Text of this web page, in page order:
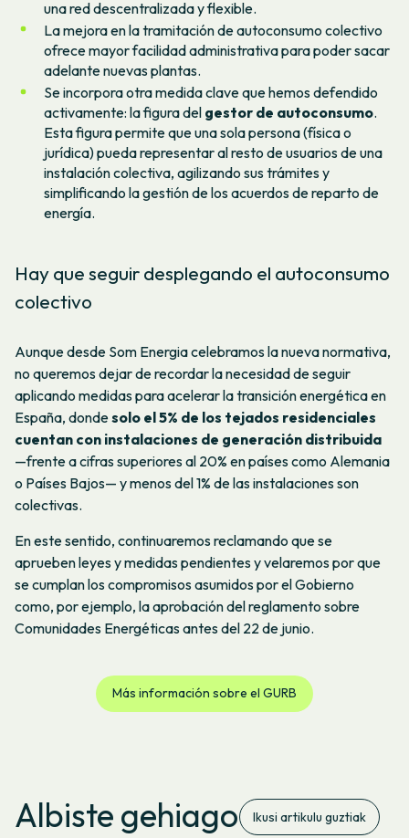
una red descentralizada y flexible.
La mejora en la tramitación de autoconsumo colectivo
ofrece mayor facilidad administrativa para poder sacar
adelante nuevas plantas.
Se incorpora otra medida clave que hemos defendido
activamente: la figura del gestor de autoconsumo.
Esta figura permite que una sola persona (física o
jurídica) pueda representar al resto de usuarios de una
instalación colectiva, agilizando sus trámites y
simplificando la gestión de los acuerdos de reparto de
energía.
Hay que seguir desplegando el autoconsumo
colectivo
Aunque desde Som Energia celebramos la nueva normativa,
no queremos dejar de recordar la necesidad de seguir
aplicando medidas para acelerar la transición energética en
España, dondesolo el 5% de los tejados residenciales
cuentan con instalaciones de generación distribuida
—frente a cifras superiores al 20% en países como Alemania
o Países Bajos— y menos del 1% de las instalaciones son
colectivas.
En este sentido, continuaremos reclamando que se
aprueben leyes y medidas pendientes y velaremos por que
se cumplan los compromisos asumidos por el Gobierno
como, por ejemplo, la aprobación del reglamento sobre
Comunidades Energéticas antes del 22 de junio.
Más información sobre el GURB
Albiste gehiago Ikusi artikulu guztiak